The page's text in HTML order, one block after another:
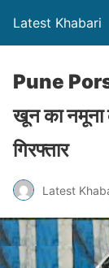
Latest Khabari
Pune
खून का
गिरफ्तार
Latest